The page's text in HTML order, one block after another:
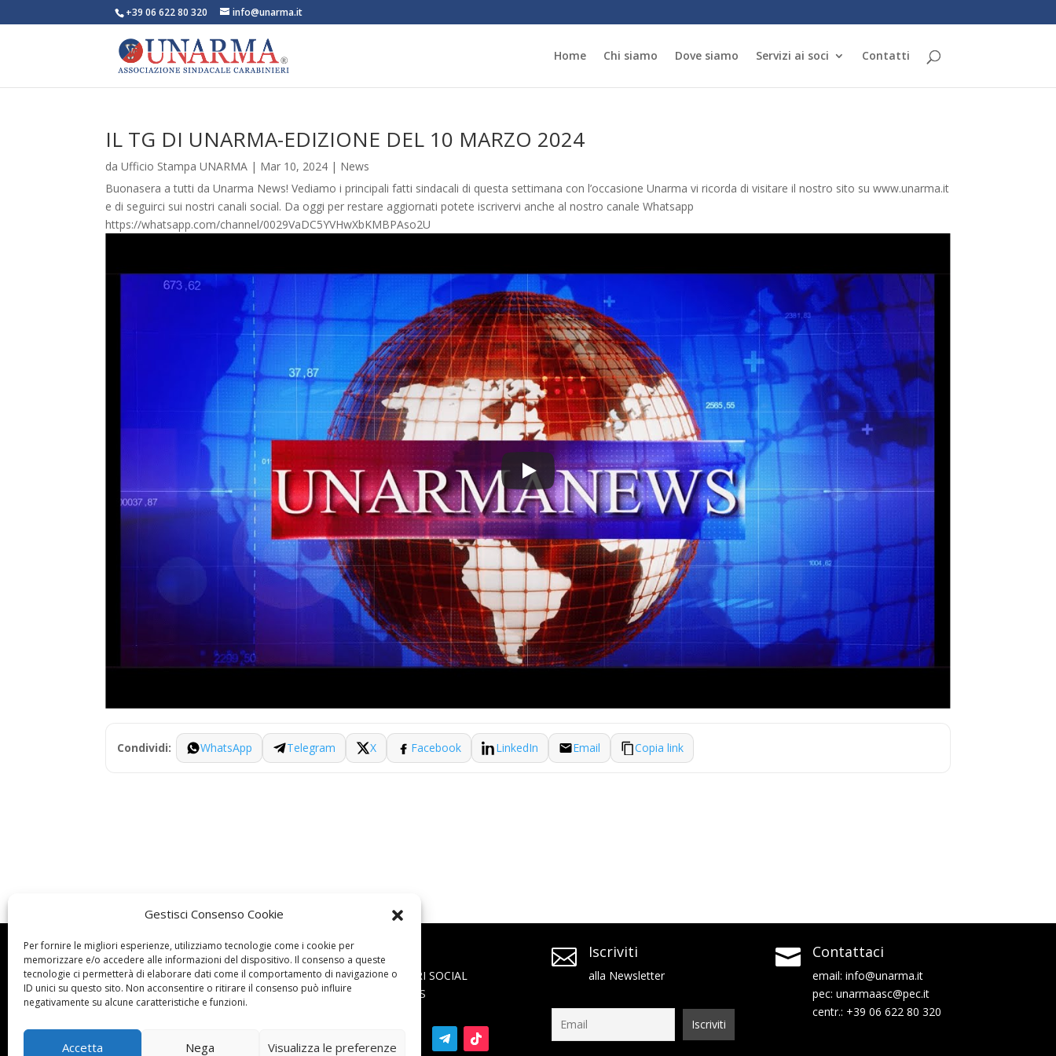
Gestisci Consenso Cookie
Per fornire le migliori esperienze, utilizziamo tecnologie come i cookie per
memorizzare e/o accedere alle informazioni del dispositivo. Il consenso a queste
tecnologie ci permetterà di elaborare dati come il comportamento di navigazione o
ID unici su questo sito. Non acconsentire o ritirare il consenso può influire
negativamente su alcune caratteristiche e funzioni.
Accetta Nega Visualizza le preferenze
+39 06 622 80 320 info@unarma.it
Home Chi siamo Dove siamo Servizi ai soci Contatti
IL TG DI UNARMA-EDIZIONE DEL 10 MARZO 2024
daUfficio Stampa UNARMA | Mar 10, 2024 | News
Buonasera a tutti da Unarma News! Vediamo i principali fatti sindacali di questa settimana con l’occasione Unarma vi ricorda di visitare il nostro sito su www.unarma.it
e di seguirci sui nostri canali social. Da oggi per restare aggiornati potete iscrivervi anche al nostro canale Whatsapp
https://whatsapp.com/channel/0029VaDC5YVHwXbKMBPAso2U
Condividi: WhatsApp Telegram X Facebook LinkedIn Email Copia link
 Dove siamo
UNARMA ASC
Via del Pigneto
c.f.: 96430430585
 SEGUICI
SUI NOSTRI SOCIAL
NETWORKS
 Iscriviti
alla Newsletter
 Contattaci
email: info@unarma.it
pec: unarmaasc@pec.it
centr.: +39 06 622 80 320